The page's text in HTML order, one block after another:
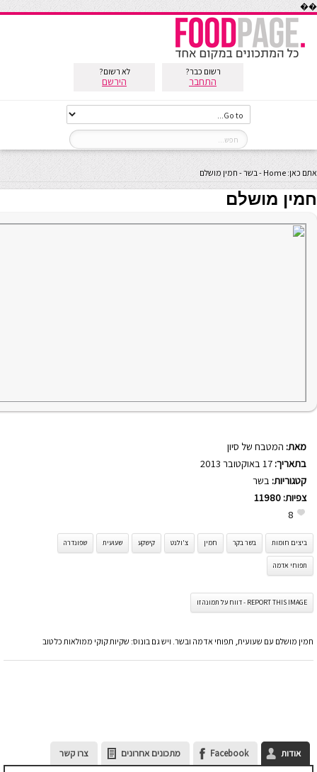
��
רשום כבר?
התחבר
לא רשום?
הירשם
אתם כאן: Home
-בשר- חמין מושלם
חמין מושלם
מאת: המטבח של סיון
בתאריך:
קטגוריות: בשר
צפיות: 11980
8
ביצים חומות בשר בקר חמין צ'ולנט קישקע שעועית שפונדרה
תפוחי אדמה
REPORT THIS IMAGE - דווח על תמונה זו
חמין מושלם עם שעועית, תפוחי אדמה ובשר. ויש גם בונוס: שקיות קוקי ממולאות כל טוב
אודות Facebook מתכונים אחרונים צרו קשר